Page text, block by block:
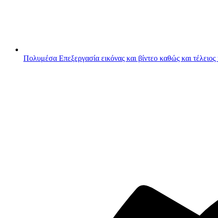
Πολυμέσα Επεξεργασία εικόνας και βίντεο καθώς και τέλειος